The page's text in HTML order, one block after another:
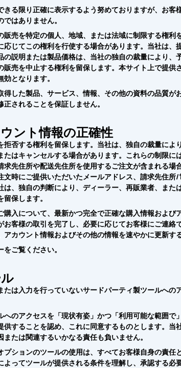
きる限り正確に表示するよう努めておりますが、お客
はありません。
販売を特定の個人、地域、または法域に制限する権利
応じてこの権利を行使する場合があります。当社は、
説明または製品価格は、当社の独自の裁量により、
販売を中止する権利を留保します。本サイト上で提供
となります。
した製品、サービス、情報、その他の資料の品質が
されることを保証しません。
ント情報の正確性
拒否する権利を留保します。当社は、独自の裁量によ
たはキャンセルする場合があります。これらの制限に
求先住所や配送先住所を使用するご注文が含まれる場
文時にご提供いただいたメールアドレス、請求先住
は、独自の判断により、ディーラー、再販業者、また
保します。
購入について、最新かつ完全で正確な購入情報および
お客様の取引を完了し、必要に応じてお客様にご連絡
アカウント情報およびその他の情報を速やかに更新す
ご覧ください。
たは入力を行っていないサードパーティ製ツールへの
のアクセスを「現状有姿」かつ「利用可能な範囲で
供することを認め、これに同意するものとします。当
たは関連するいかなる責任も負いません。
プションのツールの使用は、すべてお客様自身の責任
ってツールが提供される条件を理解し、承認する必